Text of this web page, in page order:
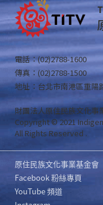
電話：(02)2788-1600
傳真：(02)2788-1500
地址：台北市南港區重陽
財團法人原住民族文化事
Copyright © 2021
All Rights Reserved .
原住民族文化事業基金會
Facebook 粉絲專頁
YouTube 頻道